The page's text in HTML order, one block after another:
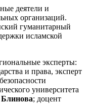
деятели и
организаций.
гуманитарный
исламской
эксперты:
и права, эксперт
университета
; доцент